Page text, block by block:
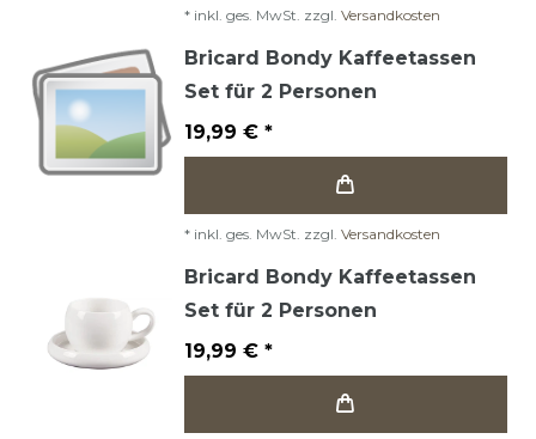
* inkl. ges. MwSt. zzgl. Versandkosten
Bricard Bondy Kaffeetassen
Set für 2 Personen
19,99 € *
* inkl. ges. MwSt. zzgl. Versandkosten
Bricard Bondy Kaffeetassen
Set für 2 Personen
19,99 € *